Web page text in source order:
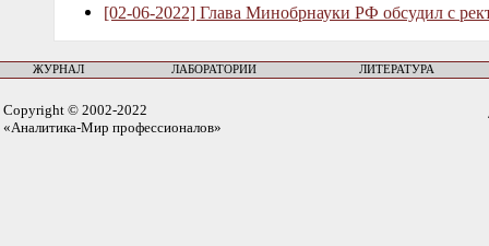
[02-06-2022] Глава Минобрнауки РФ обсудил с
ЖУРНАЛ ЛАБОРАТОРИИ ЛИТЕРАТУРА
Copyright © 2002-2022
«Аналитика-Мир профессионалов»